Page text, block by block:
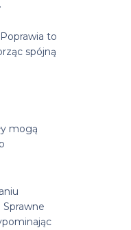
to
spójną
mogą